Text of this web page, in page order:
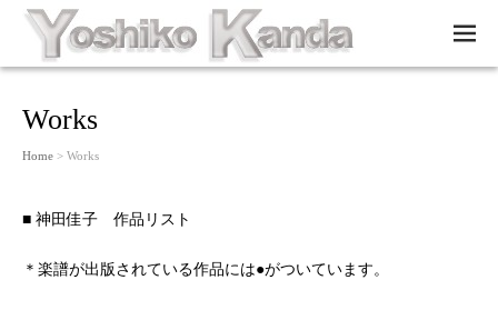
EN
Works
Home > Works
■ 神田佳子 作品リスト
＊楽譜が出版されている作品には●がついています。